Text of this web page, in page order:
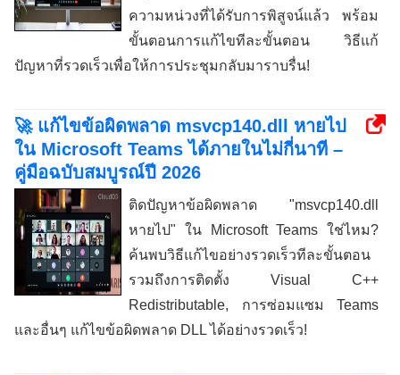
ความหน่วงที่ได้รับการพิสูจน์แล้ว พร้อม
ขั้นตอนการแก้ไขทีละขั้นตอน วิธีแก้
ปัญหาที่รวดเร็วเพื่อให้การประชุมกลับมาราบรื่น!
🚀 แก้ไขข้อผิดพลาด msvcp140.dll หายไป
ใน Microsoft Teams ได้ภายในไม่กี่นาที –
คู่มือฉบับสมบูรณ์ปี 2026
ติดปัญหาข้อผิดพลาด "msvcp140.dll
หายไป" ใน Microsoft Teams ใช่ไหม?
ค้นพบวิธีแก้ไขอย่างรวดเร็วทีละขั้นตอน
รวมถึงการติดตั้ง Visual C++
Redistributable, การซ่อมแซม Teams
และอื่นๆ แก้ไขข้อผิดพลาด DLL ได้อย่างรวดเร็ว!